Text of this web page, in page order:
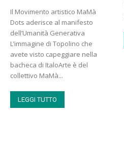
Il Movimento artistico MaMà
Dots aderisce al manifesto
dell’Umanità Generativa
L’immagine di Topolino che
avete visto capeggiare nella
bacheca di ItaloArte è del
collettivo MaMà...
LEGGI TUTTO